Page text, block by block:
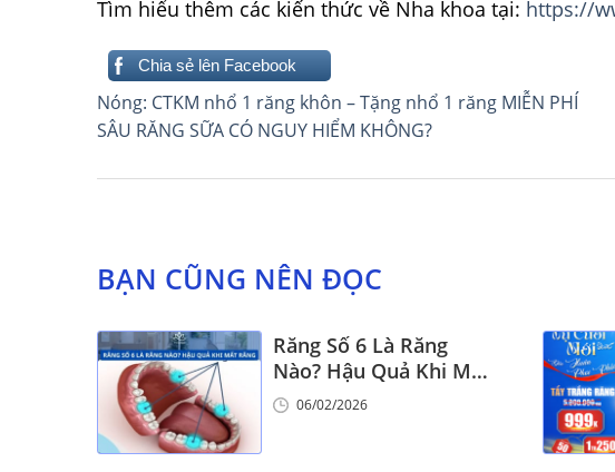
Tìm hiểu thêm các kiến thức về Nha khoa tại: https://
Chia sẻ lên Facebook
Điều
hướng
bài
Nóng: CTKM nhổ 1 răng khôn – Tặng nhổ 1 răng MIỄN PHÍ
SÂU RĂNG SỮA CÓ NGUY HIỂM KHÔNG?
BẠN CŨNG NÊN ĐỌC
Răng Số 6 Là Răng
Nào? Hậu Quả Khi Mất
Răng Số 6
06/02/2026